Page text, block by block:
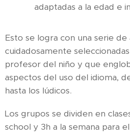
adaptadas a la edad e
Esto se logra con una serie de
cuidadosamente
profesor del niño y que
aspectos del uso del idioma,
hasta los lúdicos.
Los grupos se dividen en
school y 3h a la semana para